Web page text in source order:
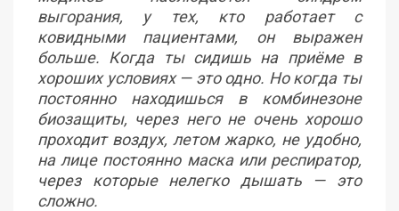
выгорания, у тех, кто работает с
ковидными пациентами, он выражен
больше. Когда ты сидишь на приёме в
хороших условиях — это одно. Но когда ты
постоянно находишься в комбинезоне
биозащиты, через него не очень хорошо
проходит воздух, летом жарко, не удобно,
на лице постоянно маска или респиратор,
через которые нелегко дышать — это
сложно.